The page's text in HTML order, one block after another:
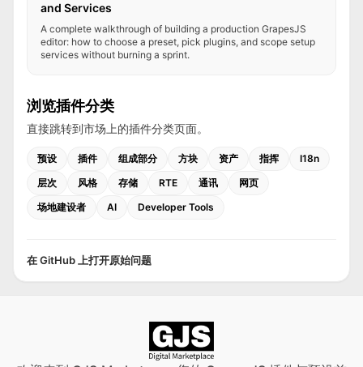
and Services
A complete walkthrough of building a production GrapesJS
editor: how to choose a preset, pick plugins, and scope setup
services without burning a sprint.
浏览插件分类
直接跳转到市场上的插件分类页面。
预设 插件 组成部分 方块 资产 指挥
I18n
层次
风格 存储 RTE 通讯
网页
场地建设者
AI Developer Tools
在 GitHub 上打开原始问题